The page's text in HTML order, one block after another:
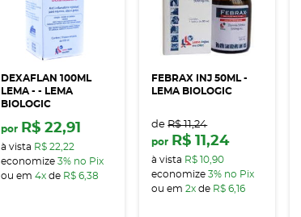
DEXAFLAN 100ML
LEMA - - LEMA
BIOLOGIC
por R$ 22,91
à vista R$ 22,22
economize3% no Pix
ou em4x de R$ 6,38
FEBRAX INJ 50ML -
LEMA BIOLOGIC
de R$ 11,24
por R$ 11,24
à vista R$ 10,90
economize3% no Pix
ou em2x de R$ 6,16